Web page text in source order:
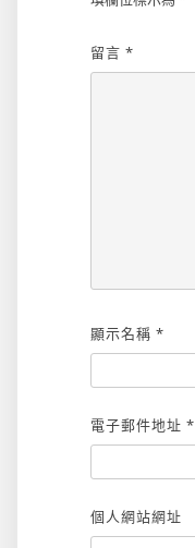
留言 *
顯示名稱 *
電子郵件地址 *
個人網站網址